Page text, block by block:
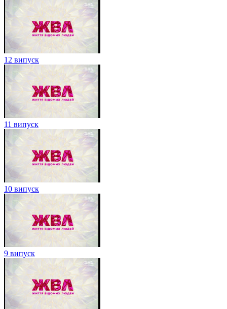
12 випуск
11 випуск
10 випуск
9 випуск